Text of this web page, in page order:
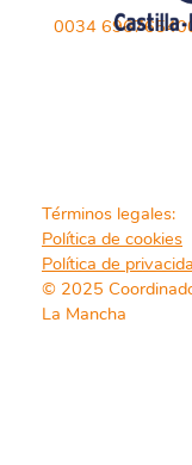
0034
Términos legales:
Política de cookies
Política de
© 2025
La Mancha